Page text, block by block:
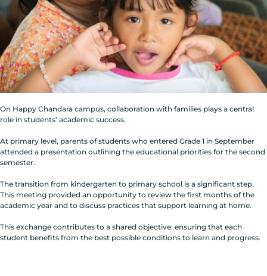
On Happy Chandara campus, collaboration with families plays a central
role in students’ academic success.
At primary level, parents of students who entered Grade 1 in September
attended a presentation outlining the educational priorities for the second
semester.
The transition from kindergarten to primary school is a significant step.
This meeting provided an opportunity to review the first months of the
academic year and to discuss practices that support learning at home.
This exchange contributes to a shared objective: ensuring that each
student benefits from the best possible conditions to learn and progress.